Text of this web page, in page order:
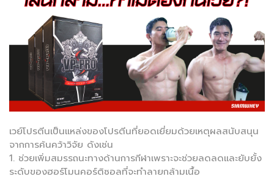
เวย์โปรตีนเป็นแหล่งของโปรตีนที่ยอดเยี่ยมด้วยเหตุผลสนับสนุน
จากการค้นคว้าวิจัย ดังเช่น
1. ช่วยเพิ่มสมรรถนะทางด้านการกีฬาเพราะจะช่วยลดลดและยับยั้ง
ระดับของฮอร์โมนคอร์ติซอลที่จะทำลายกล้ามเนื้อ